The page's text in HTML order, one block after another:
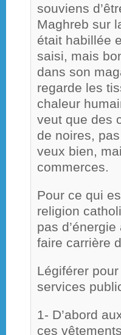
souviens
Maghreb sur
était habillée
saisi, mais
dans son
regarde les
chaleur
veut que des
de noires,
veux bien,
commerces.
Pour ce qui
religion
pas
faire carrière
Légiférer
services
1- D’abord
ces